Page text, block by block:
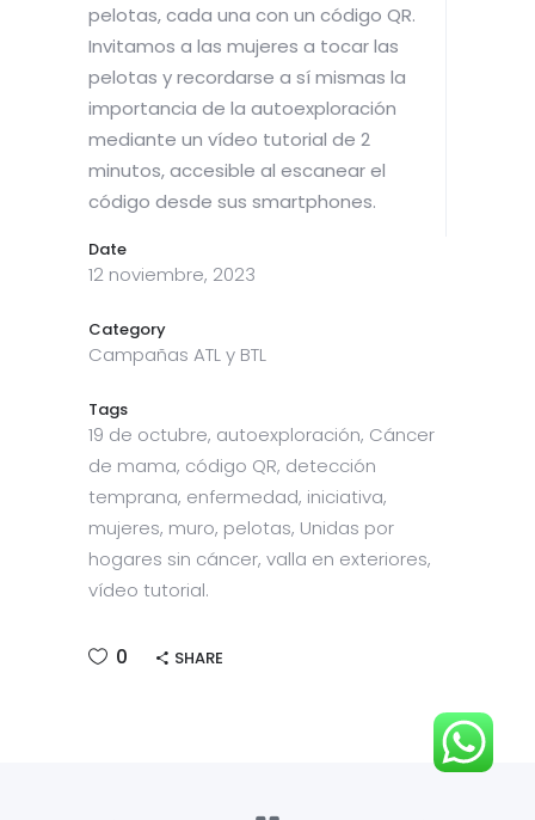
pelotas, cada una con un código QR.
Invitamos a las mujeres a tocar las
pelotas y recordarse a sí mismas la
importancia de la autoexploración
mediante un vídeo tutorial de 2
minutos, accesible al escanear el
código desde sus smartphones.
Date
12 noviembre, 2023
Category
Campañas ATL y BTL
Tags
19 de octubre, autoexploración, Cáncer
de mama, código QR, detección
temprana, enfermedad, iniciativa,
mujeres, muro, pelotas, Unidas por
hogares sin cáncer, valla en exteriores,
vídeo tutorial.
0 SHARE